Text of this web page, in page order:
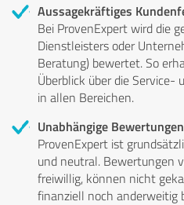
Aussagekräftiges
Bei ProvenExpert wird die
Dienstleisters oder
Beratung) bewertet. So
Überblick über die
in allen Bereichen.
Unabhängige Bewertungen
ProvenExpert ist
und neutral. Bewertungen
freiwillig, können nicht
finanziell noch anderweitig